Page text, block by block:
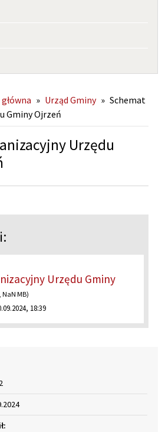
» Urząd Gminy » Schemat
Gminy Ojrzeń
Urzędu
Urzędu Gminy
NaN MB)
18:39